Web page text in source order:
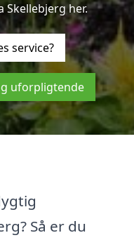
her.
service?
uforpligtende
Så er du